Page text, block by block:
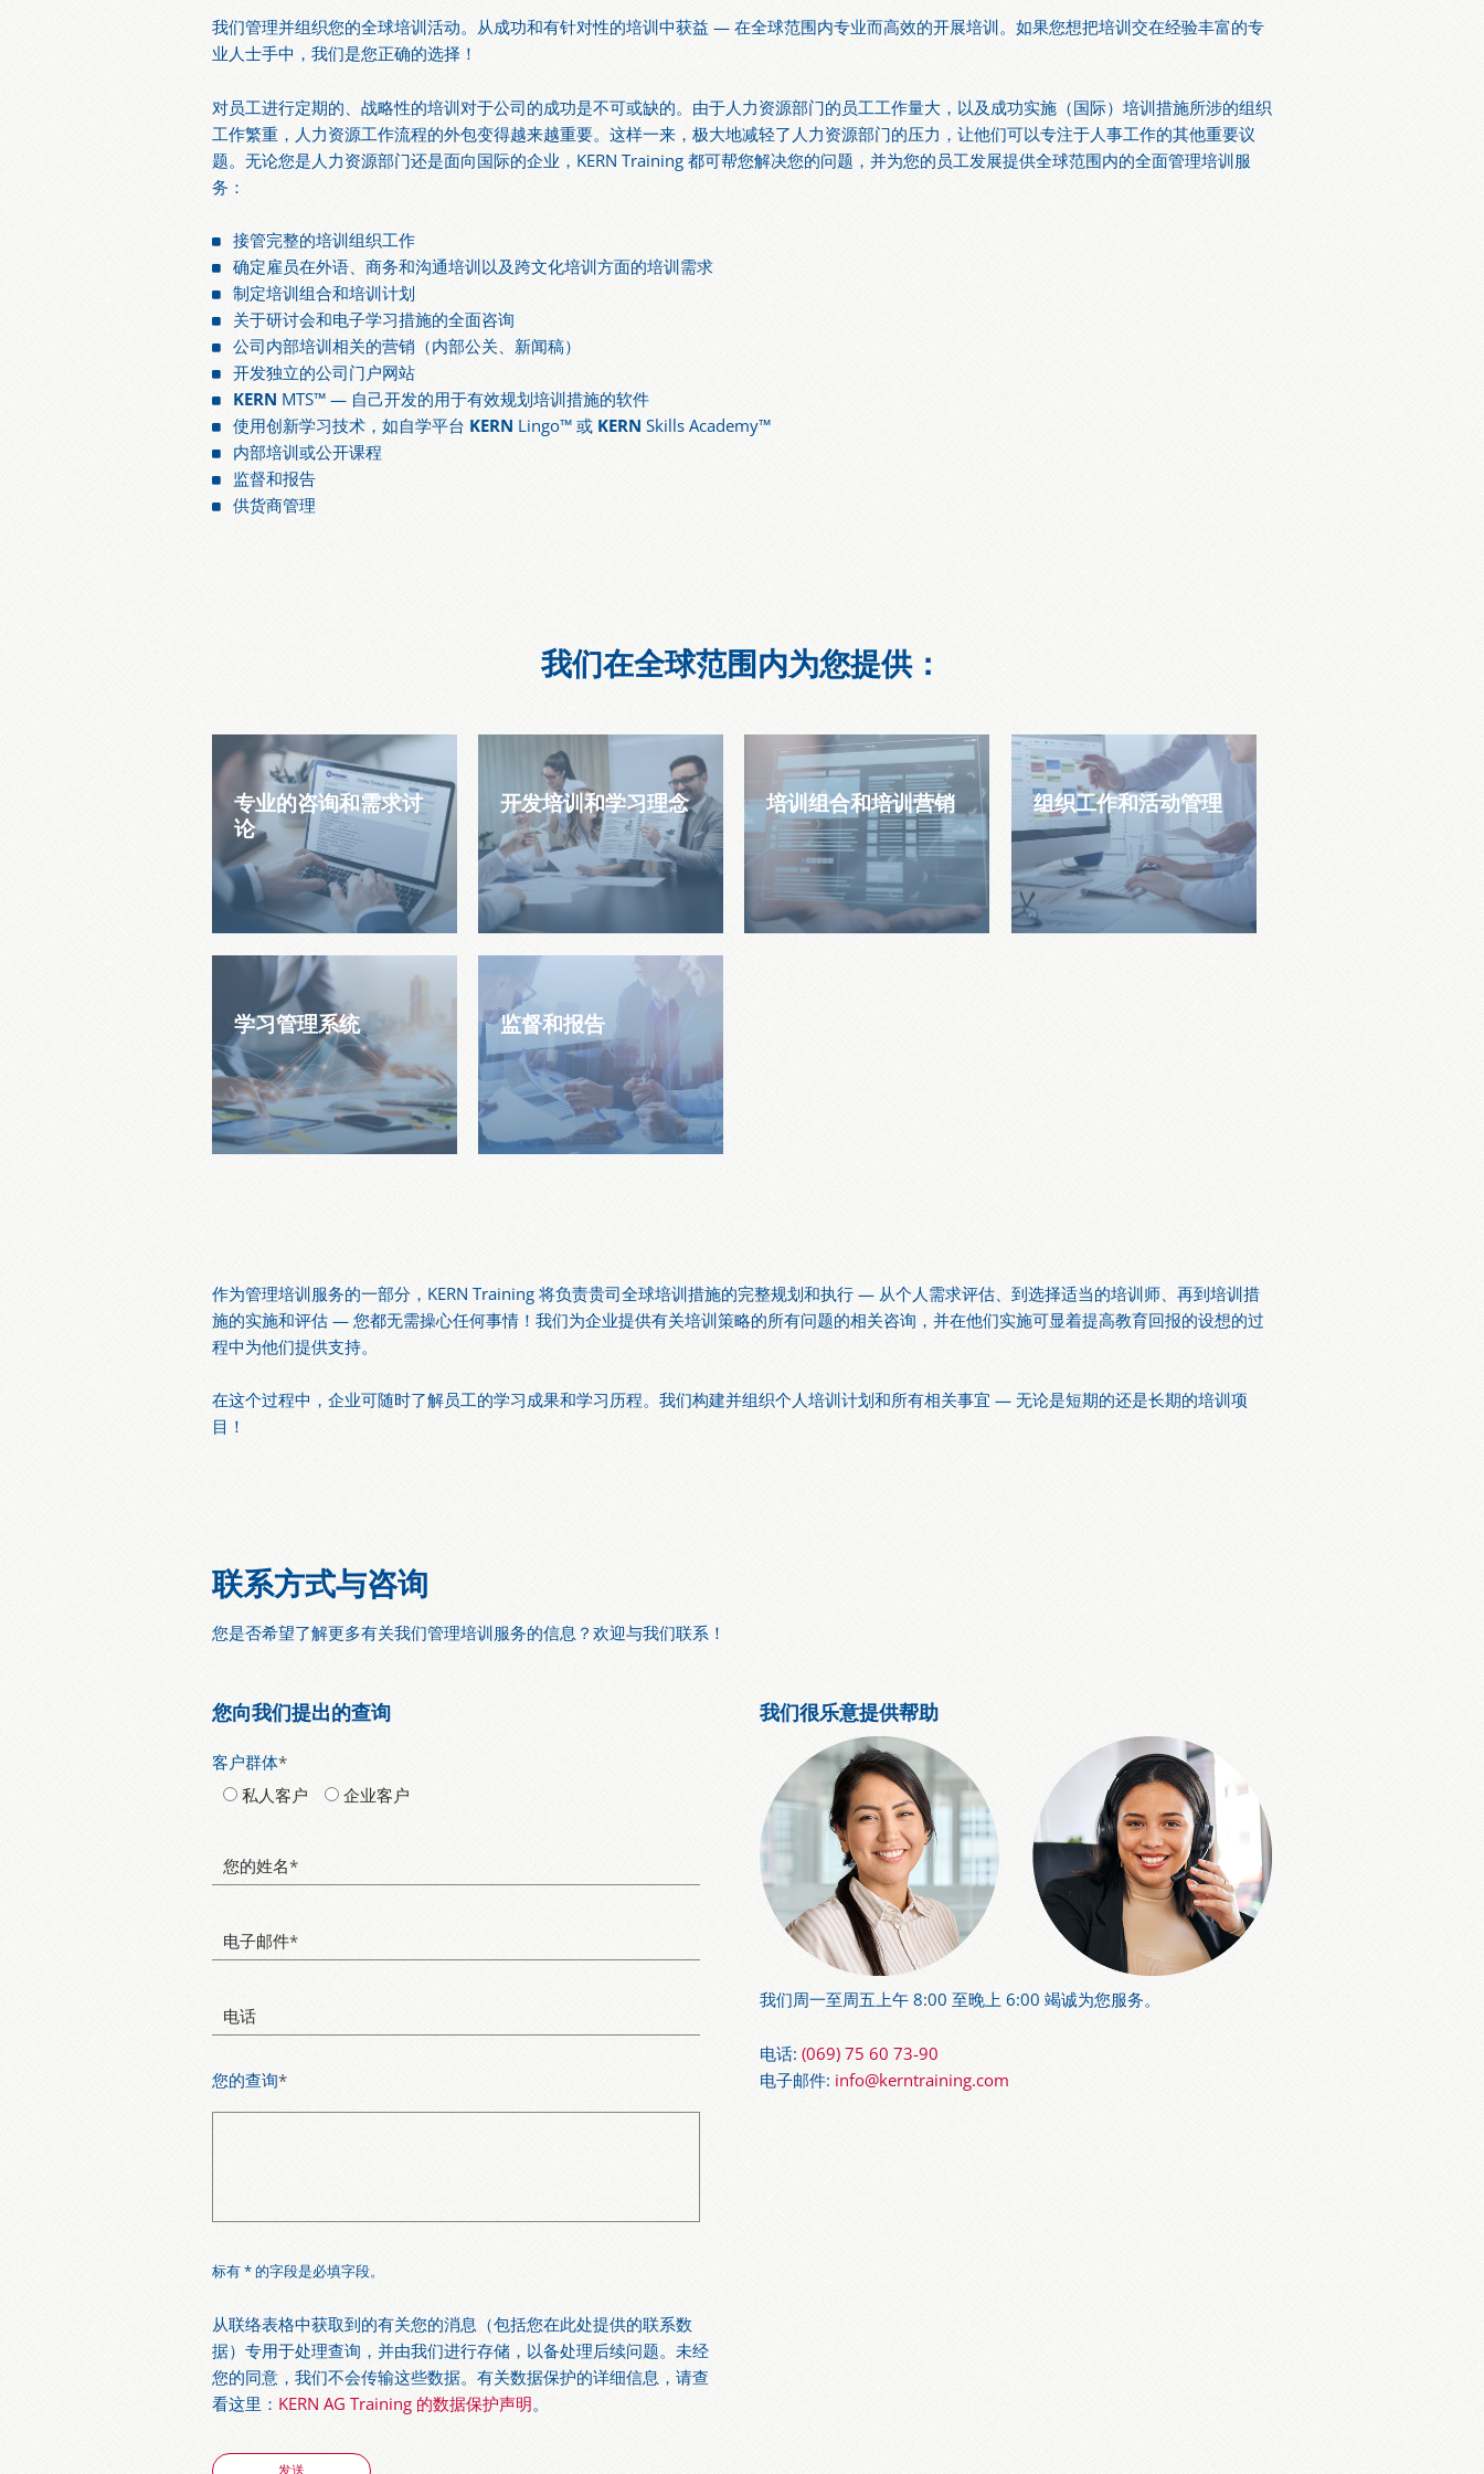
我们管理并组织您的全球培训活动。从成功和有针对性的培训中获益 — 在全球范围内专业而高效的开展培训。如果您想把培训交在经验丰富的专
业人士手中，我们是您正确的选择！
对员工进行定期的、战略性的培训对于公司的成功是不可或缺的。由于人力资源部门的员工工作量大，以及成功实施（国际）培训措施所涉的组织
工作繁重，人力资源工作流程的外包变得越来越重要。这样一来，极大地减轻了人力资源部门的压力，让他们可以专注于人事工作的其他重要议
题。无论您是人力资源部门还是面向国际的企业，KERN Training 都可帮您解决您的问题，并为您的员工发展提供全球范围内的全面管理培训服
务：
接管完整的培训组织工作
确定雇员在外语、商务和沟通培训以及跨文化培训方面的培训需求
制定培训组合和培训计划
关于研讨会和电子学习措施的全面咨询
公司内部培训相关的营销（内部公关、新闻稿）
开发独立的公司门户网站
KERN MTS™ — 自己开发的用于有效规划培训措施的软件
使用创新学习技术，如自学平台 KERN Lingo™ 或 KERN Skills Academy™
内部培训或公开课程
监督和报告
供货商管理
我们在全球范围内为您提供：
专业的咨询和需求讨
论
开发培训和学习理念 培训组合和培训营销 组织工作和活动管理
学习管理系统 监督和报告
作为管理培训服务的一部分，KERN Training 将负责贵司全球培训措施的完整规划和执行 — 从个人需求评估、到选择适当的培训师、再到培训措
施的实施和评估 — 您都无需操心任何事情！我们为企业提供有关培训策略的所有问题的相关咨询，并在他们实施可显着提高教育回报的设想的过
程中为他们提供支持。
在这个过程中，企业可随时了解员工的学习成果和学习历程。我们构建并组织个人培训计划和所有相关事宜 — 无论是短期的还是长期的培训项
目！
联系方式与咨询
您是否希望了解更多有关我们管理培训服务的信息？欢迎与我们联系！
您向我们提出的查询
客户群体*
私人客户
企业客户
您的姓名*
电子邮件*
电话
您的查询*
标有 * 的字段是必填字段。
从联络表格中获取到的有关您的消息（包括您在此处提供的联系数
据）专用于处理查询，并由我们进行存储，以备处理后续问题。未经
您的同意，我们不会传输这些数据。有关数据保护的详细信息，请查
看这里： KERN AG Training 的数据保护声明。
我们很乐意提供帮助
我们周一至周五上午 8:00 至晚上 6:00 竭诚为您服务。
电话: (069) 75 60 73-90
电子邮件: info@kerntraining.com